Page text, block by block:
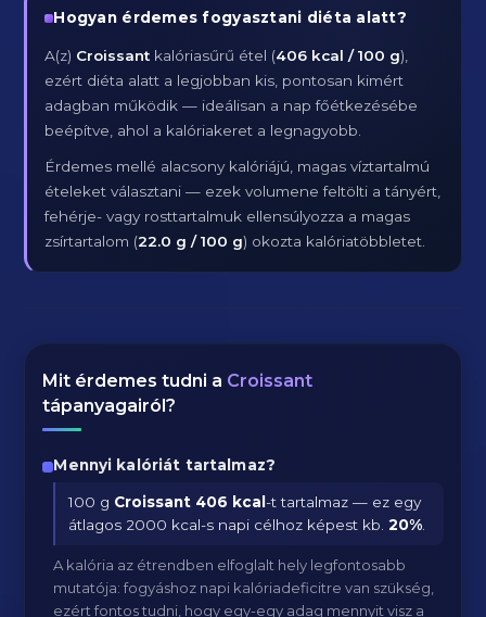
Hogyan érdemes fogyasztani diéta alatt?
A(z) Croissant kalóriasűrű étel (406 kcal / 100 g),
ezért diéta alatt a legjobban kis, pontosan kimért
adagban működik — ideálisan a nap főétkezésébe
beépítve, ahol a kalóriakeret a legnagyobb.
Érdemes mellé alacsony kalóriájú, magas víztartalmú
ételeket választani — ezek volumene feltölti a tányért,
fehérje- vagy rosttartalmuk ellensúlyozza a magas
zsírtartalom (22.0 g / 100 g) okozta kalóriatöbbletet.
Mit érdemes tudni a Croissant
tápanyagairól?
Mennyi kalóriát tartalmaz?
100 g Croissant 406 kcal-t tartalmaz — ez egy
átlagos 2000 kcal-s napi célhoz képest kb.20%
A kalória az étrendben elfoglalt hely legfontosabb
mutatója: fogyáshoz napi kalóriadeficitre van szükség,
ezért fontos tudni, hogy egy-egy adag mennyit visz a